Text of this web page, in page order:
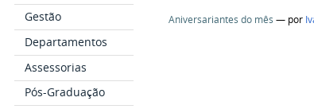
Gestão
Departamentos
Assessorias
Pós-Graduação
Aniversariantes do mês — por